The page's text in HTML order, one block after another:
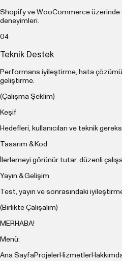
Shopify ve WooCommerce üzerinde
deneyimleri.
04
Teknik Destek
Performans iyileştirme, hata
geliştirme.
(Çalışma Şeklim)
Keşif
Hedefleri, kullanıcıları ve teknik
Tasarım & Kod
İlerlemeyi görünür tutar, düzenli
Yayın & Gelişim
Test, yayın ve sonrasındaki
(Birlikte Çalışalım)
MERHABA!
Menü:
Ana SayfaProjelerHizmetler